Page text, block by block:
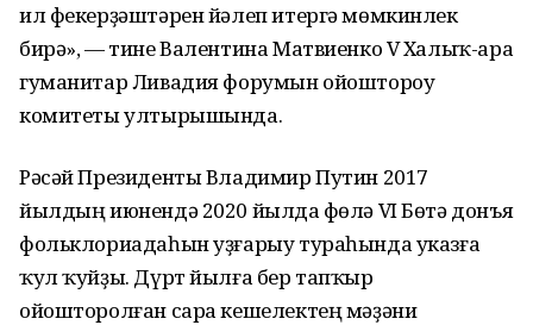
ил фекерҙәштәрен йәлеп итергә мөмкинлек
бирә», — тине Валентина Матвиенко V Халыҡ-ара
гуманитар Ливадия форумын ойоштороу
комитеты ултырышында.
Рәсәй Президенты Владимир Путин 2017
йылдың июнендә 2020 йылда Өфөлә VI Бөтә донъя
фольклориадаһын уҙғарыу тураһында указға
ҡул ҡуйҙы. Дүрт йылға бер тапҡыр
ойошторолған сара кешелектең мәҙәни